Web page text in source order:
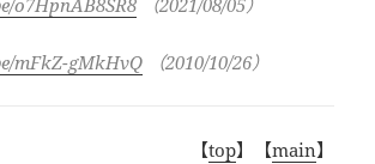
o7HpnAB8SR8 （2021/08/05）
mFkZ-gMkHvQ
（2010/10/26）
【top】【main】